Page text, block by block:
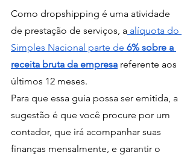
Como dropshipping é uma atividade
de prestação de serviços, a alíquota do
Simples Nacional parte de 6% sobre a
receita bruta da empresa referente aos
últimos 12 meses.
Para que essa guia possa ser emitida, a
sugestão é que você procure por um
contador, que irá acompanhar suas
finanças mensalmente, e garantir o